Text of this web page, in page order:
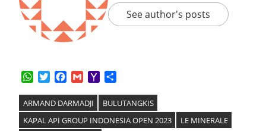
See author's posts
WhatsApp
TwitterFacebook
GmailYahoo
ARMAND DARMADJI
BULUTANGKIS
KAPAL API GROUP INDONESIA OPEN 2023
LE MINERALE